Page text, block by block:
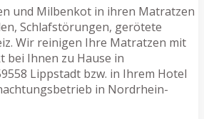
und Milbenkot in ihren Matratzen
Schlafstörungen, gerötete
Wir reinigen Ihre Matratzen mit
bei Ihnen zu Hause in
Lippstadt bzw. in Ihrem Hotel
in Nordrhein-